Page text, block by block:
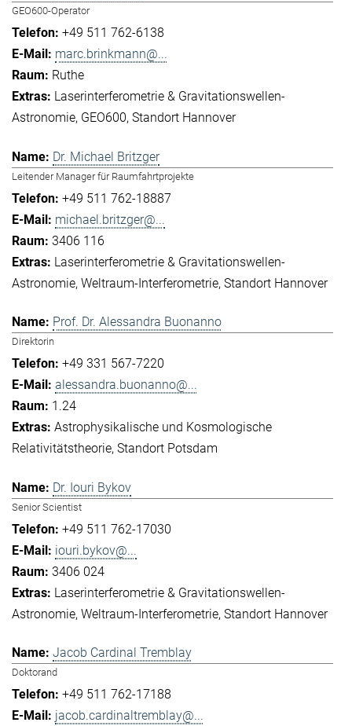
GEO600-Operator
+49 511 762-6138
marc.brinkmann@...
Ruthe
Laserinterferometrie & Gravitationswellen-
Astronomie GEO600 Standort Hannover
Dr. Michael Britzger
Leitender Manager für Raumfahrtprojekte
+49 511 762-18887
michael.britzger@...
3406 116
Laserinterferometrie & Gravitationswellen-
Astronomie Weltraum-Interferometrie Standort Hannover
Prof. Dr. Alessandra Buonanno
Direktorin
+49 331 567-7220
alessandra.buonanno@...
1.24
Astrophysikalische und Kosmologische
Relativitätstheorie Standort Potsdam
Dr. Iouri Bykov
Senior Scientist
+49 511 762-17030
iouri.bykov@...
3406 024
Laserinterferometrie & Gravitationswellen-
Astronomie Weltraum-Interferometrie Standort Hannover
Jacob Cardinal Tremblay
Doktorand
+49 511 762-17188
jacob.cardinaltremblay@...